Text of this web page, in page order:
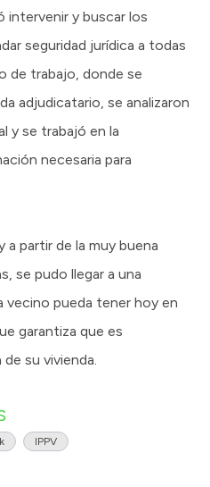
intervenir y buscar los
seguridad jurídica a todas
de trabajo, donde se
adjudicatario, se analizaron
y se trabajó en la
necesaria para
partir de la muy buena
se pudo llegar a una
vecino pueda tener hoy en
garantiza que es
su vivienda.
IPPV